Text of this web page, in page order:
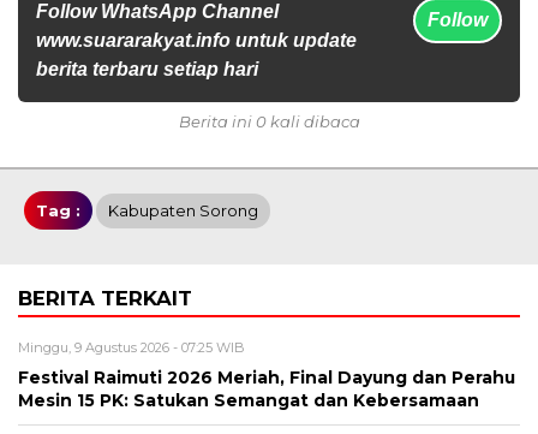
Follow WhatsApp Channel
www.suararakyat.info untuk update
berita terbaru setiap hari
Follow
Berita ini 0 kali dibaca
Tag : Kabupaten Sorong
BERITA TERKAIT
Minggu, 9 Agustus 2026 - 07:25 WIB
Festival Raimuti 2026 Meriah, Final Dayung dan Perahu
Mesin 15 PK: Satukan Semangat dan Kebersamaan